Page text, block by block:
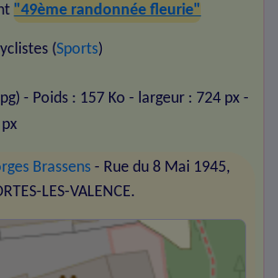
"49ème randonnée fleurie"
(Sports)
- Poids : 157 Ko - largeur : 724 px -
Brassens - Rue du 8 Mai 1945,
LES-VALENCE.